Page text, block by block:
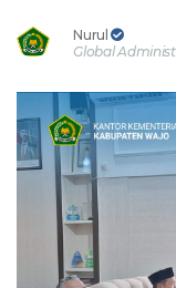
Nurul
Global